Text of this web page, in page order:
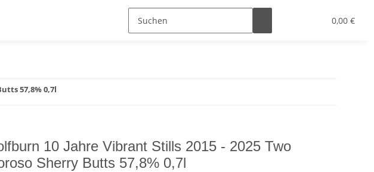
0,00 €
57,8% 0,7l
10 Jahre Vibrant Stills 2015 - 2025 Two
Sherry Butts 57,8% 0,7l